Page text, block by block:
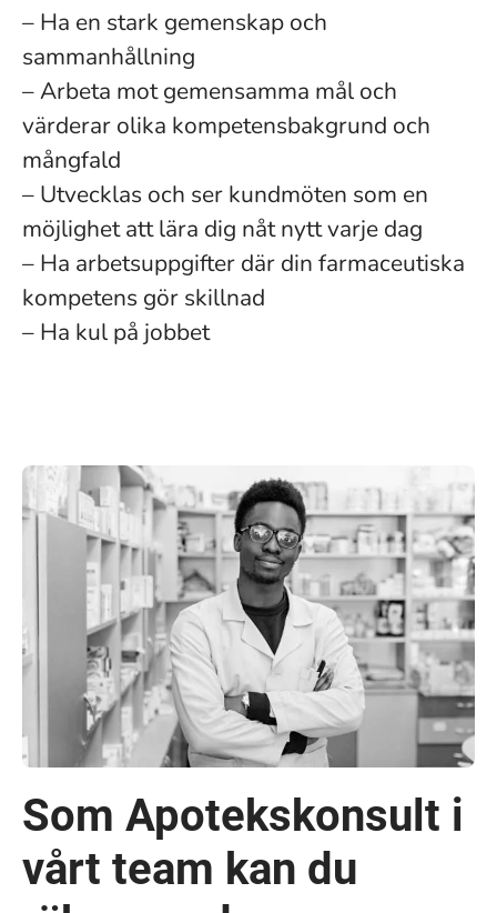
– Ha en stark gemenskap och
sammanhållning
– Arbeta mot gemensamma mål och
värderar olika kompetensbakgrund och
mångfald
– Utvecklas och ser kundmöten som en
möjlighet att lära dig nåt nytt varje dag
– Ha arbetsuppgifter där din farmaceutiska
kompetens gör skillnad
– Ha kul på jobbet
Som Apotekskonsult i
vårt team kan du